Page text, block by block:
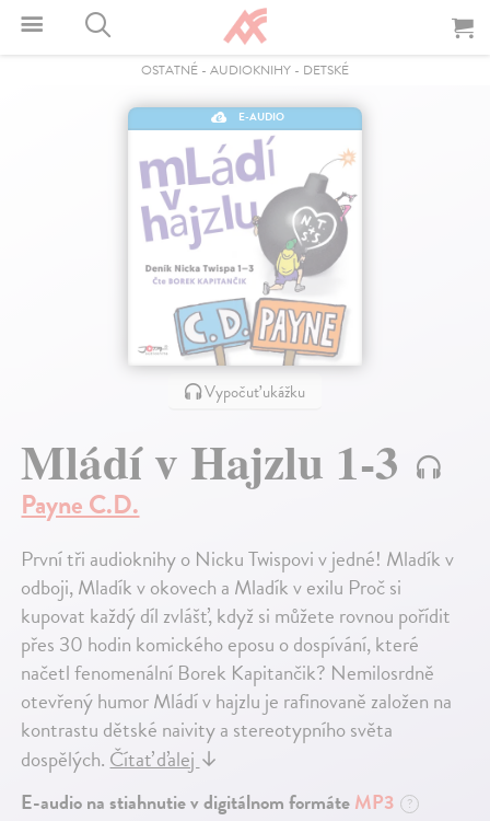
OSTATNÉ - AUDIOKNIHY - DETSKÉ
E-AUDIO
Vypočuť ukážku
Mládí v Hajzlu 1-3
Payne C.D.
První tři audioknihy o Nicku Twispovi v jedné! Mladík v
odboji, Mladík v okovech a Mladík v exilu Proč si
kupovat každý díl zvlášť, když si můžete rovnou pořídit
přes 30 hodin komického eposu o dospívání, které
načetl fenomenální Borek Kapitančik? Nemilosrdně
otevřený humor Mládí v hajzlu je rafinovaně založen na
kontrastu dětské naivity a stereotypního světa
dospělých.Čítať ďalej↓
E-audio na stiahnutie v digitálnom formáteMP3 ?